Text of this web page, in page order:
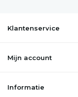
Klantenservice
Mijn account
Informatie